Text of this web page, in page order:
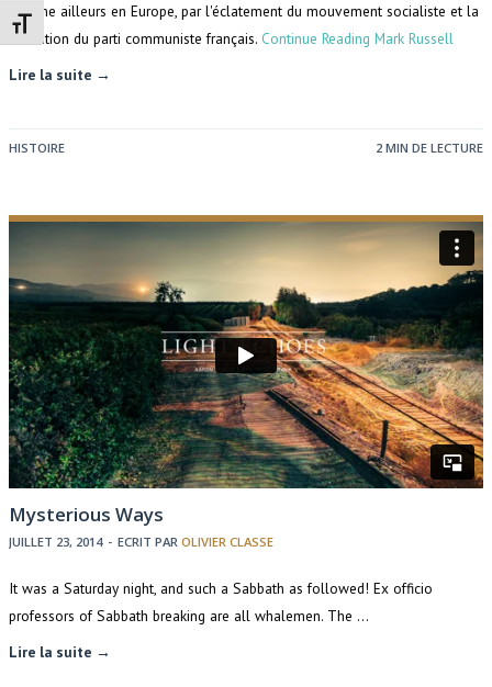
Changer la taille de la police
comme ailleurs en Europe, par l'éclatement du mouvement socialiste et la
fondation du parti communiste français. Continue Reading Mark Russell
Lire la suite →
HISTOIRE 2 MIN DE LECTURE
Mysterious Ways
JUILLET 23, 2014 - ECRIT PAR OLIVIER CLASSE
It was a Saturday night, and such a Sabbath as followed! Ex officio
professors of Sabbath breaking are all whalemen. The …
Lire la suite →